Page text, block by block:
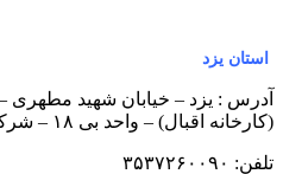
استان یزد
آدرس : یزد – خیابان شهید مطهری
(کارخانه اقبال) – واحد بی ۱۸ – شرکت پارسان الکترونیک
تلفن: ۳۵۳۷۲۶۰۰۹۰